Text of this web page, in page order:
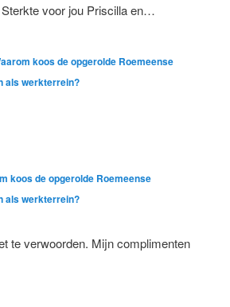
voor jou Priscilla en…
koos de opgerolde Roemeense
als werkterrein?
koos de opgerolde Roemeense
als werkterrein?
te verwoorden. Mijn complimenten